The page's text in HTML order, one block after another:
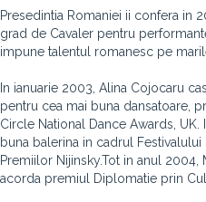
Presedintia Romaniei ii confera in
grad de Cavaler pentru
impune talentul romanesc pe
In ianuarie 2003, Alina Cojocaru
pentru cea mai buna dansatoare,
Circle National Dance Awards,
buna balerina in cadrul
Premiilor Nijinsky.Tot in anul
acorda premiul Diplomatie prin